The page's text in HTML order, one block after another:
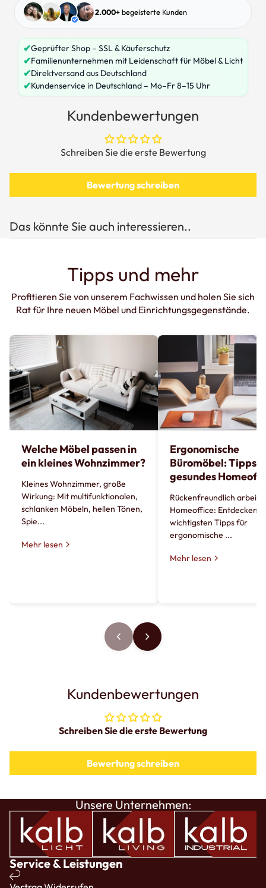
2.000+begeisterte Kunden
✔Geprüfter Shop – SSL & Käuferschutz
✔Familienunternehmen mit Leidenschaft für Möbel & Licht
✔Direktversand aus Deutschland
✔Kundenservice in Deutschland – Mo–Fr 8–15 Uhr
Kundenbewertungen
Schreiben Sie die erste Bewertung
Bewertung schreiben
Das könnte Sie auch interessieren..
Tipps und mehr
Profitieren Sie von unserem Fachwissen und holen Sie sich
Rat für Ihre neuen Möbel und Einrichtungsgegenstände.
Welche Möbel passen in
ein kleines Wohnzimmer?
Kleines Wohnzimmer, große
Wirkung: Mit multifunktionalen,
schlanken Möbeln, hellen Tönen,
Spie...
Mehr lesen
Ergonomische
Büromöbel: Tipps
gesundes
Rückenfreundlich
Homeoffice: Entdecken
wichtigsten Tipps für
ergonomische ...
Mehr lesen
Kundenbewertungen
Schreiben Sie die erste Bewertung
Bewertung schreiben
Unsere Unternehmen:
Service & Leistungen